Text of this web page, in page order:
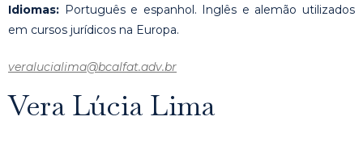
Idiomas: Português e espanhol. Inglês e alemão utilizados
em cursos jurídicos na Europa.
veralucialima@bcalfat.adv.br
Vera Lúcia Lima